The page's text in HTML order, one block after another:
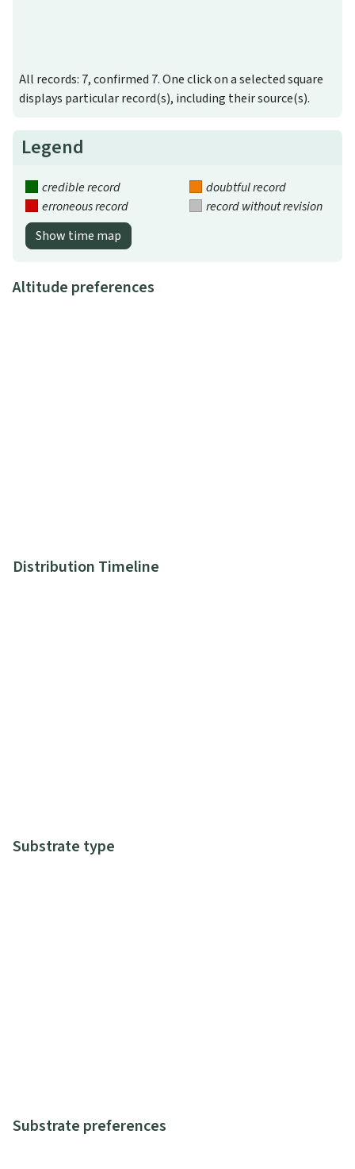
All records: 7, confirmed 7. One click on a selected square
displays particular record(s), including their source(s).
Legend
credible record
doubtful record
erroneous record
record without revision
Show time map
Altitude preferences
Distribution Timeline
Substrate type
Substrate preferences